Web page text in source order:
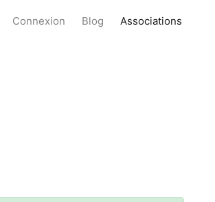
Connexion Blog Associations